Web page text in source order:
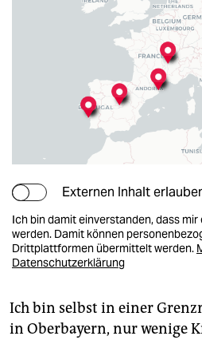
Externen Inhalt
Ich bin damit einverstanden, dass
werden. Damit können
Drittplattformen übermittelt werden.
Datenschutzerklärung
Ich bin selbst in einer
in Oberbayern, nur wenige